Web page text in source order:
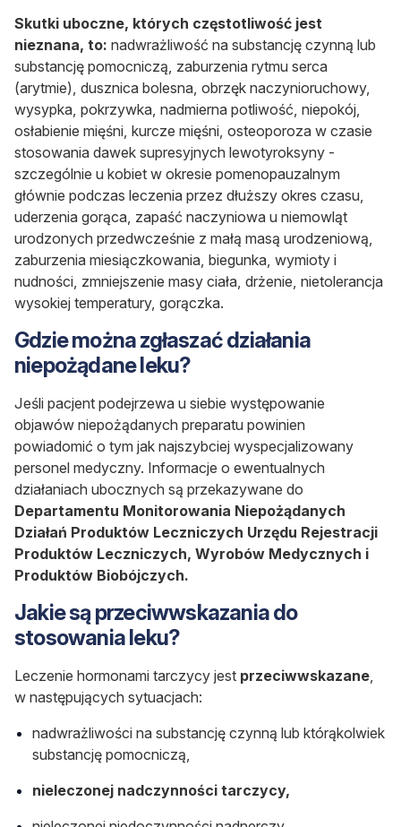
Skutki uboczne, których częstotliwość jest
nieznana, to: nadwrażliwość na substancję czynną lub
substancję pomocniczą, zaburzenia rytmu serca
(arytmie), dusznica bolesna, obrzęk naczynioruchowy,
wysypka, pokrzywka, nadmierna potliwość, niepokój,
osłabienie mięśni, kurcze mięśni, osteoporoza w czasie
stosowania dawek supresyjnych lewotyroksyny -
szczególnie u kobiet w okresie pomenopauzalnym
głównie podczas leczenia przez dłuższy okres czasu,
uderzenia gorąca, zapaść naczyniowa u niemowląt
urodzonych przedwcześnie z małą masą urodzeniową,
zaburzenia miesiączkowania, biegunka, wymioty i
nudności, zmniejszenie masy ciała, drżenie, nietolerancja
wysokiej temperatury, gorączka.
Gdzie można zgłaszać działania
niepożądane leku?
Jeśli pacjent podejrzewa u siebie występowanie
objawów niepożądanych preparatu powinien
powiadomić o tym jak najszybciej wyspecjalizowany
personel medyczny. Informacje o ewentualnych
działaniach ubocznych są przekazywane do
Departamentu Monitorowania Niepożądanych
Działań Produktów Leczniczych Urzędu Rejestracji
Produktów Leczniczych, Wyrobów Medycznych i
Produktów Biobójczych.
Jakie są przeciwwskazania do
stosowania leku?
Leczenie hormonami tarczycy jest przeciwwskazane
w następujących sytuacjach:
nadwrażliwości na substancję czynną lub którąkolwiek
substancję pomocniczą,
nieleczonej nadczynności tarczycy,